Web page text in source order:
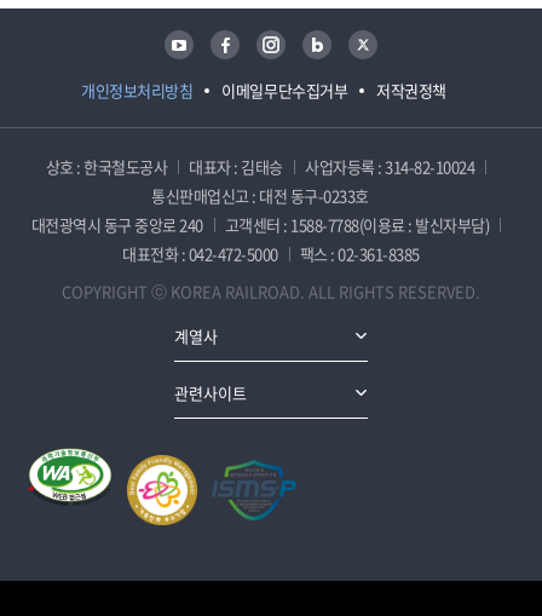
개인정보처리방침 이메일무단수집거부 저작권정책
유튜브 페이스북 인스타그램 블로그 트위터
상호 : 한국철도공사 대표자 : 김태승
사업자등록 : 314-82-10024
통신판매업신고 : 대전 동구-0233호
대전광역시 동구 중앙로 240
고객센터 : 1588-7788(이용료 : 발신자부담)
대표전화 : 042-472-5000
팩스 : 02-361-8385
COPYRIGHT ⓒ KOREA RAILROAD. ALL RIGHTS RESERVED.
계열사
관련사이트